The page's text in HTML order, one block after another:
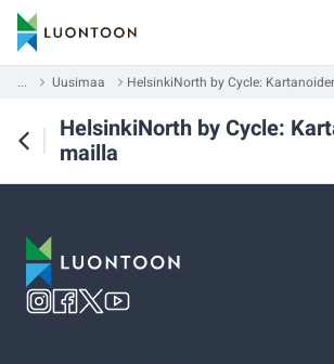
... Uusimaa HelsinkiNorth by Cycle:
HelsinkiNorth by Cycle:
mailla